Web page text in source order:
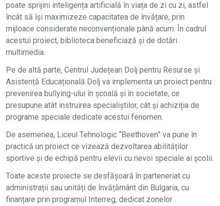
poate sprijini inteligența artificială în viața de zi cu zi, astfel
încât să își maximizeze capacitatea de învățare, prin
mijloace considerate neconvenționale până acum. În cadrul
acestui proiect, biblioteca beneficiază și de dotări
multimedia.
Pe de altă parte, Centrul Județean Dolj pentru Resurse și
Asistență Educațională Dolj va implementa un proiect pentru
prevenirea bullying-ului în școală și în societate, ce
presupune atât instruirea specialiștilor, cât și achiziția de
programe speciale dedicate acestui fenomen.
De asemenea, Liceul Tehnologic “Beethoven” va pune în
practică un proiect ce vizează dezvoltarea abilităților
sportive și de echipă pentru elevii cu nevoi speciale ai școlii.
Toate aceste proiecte se desfășoară în parteneriat cu
administrații sau unități de învățământ din Bulgaria, cu
finanțare prin programul Interreg, dedicat zonelor